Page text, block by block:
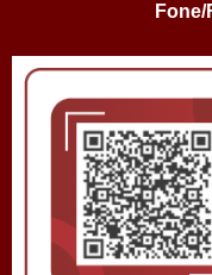
Fone/